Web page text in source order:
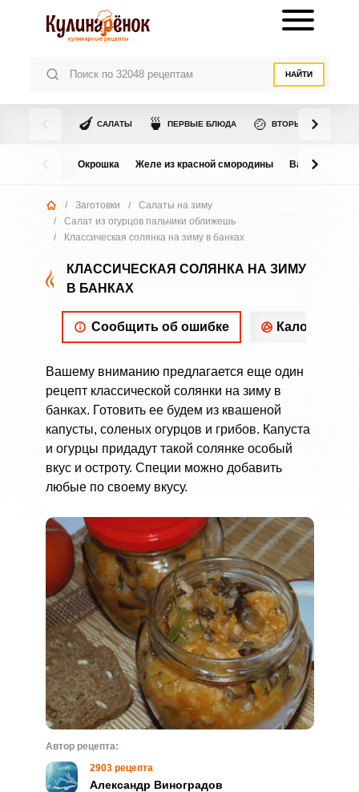
НАЙТИ
🍆 САЛАТЫ 🍵 ПЕРВЫЕ БЛЮДА 🍲 ВТОРЫЕ БЛЮДА
Окрошка Желе из красной смородины Варенье из
/ Заготовки /
Салаты на зиму
/
Салат из огурцов пальчики оближешь
/
Классическая солянка на зиму в банках
КЛАССИЧЕСКАЯ СОЛЯНКА НА ЗИМУ
В БАНКАХ
Сообщить об ошибке
Вашему вниманию предлагается еще один
рецепт классической солянки на зиму в
банках. Готовить ее будем из квашеной
капусты, соленых огурцов и грибов. Капуста
и огурцы придадут такой солянке особый
вкус и остроту. Специи можно добавить
любые по своему вкусу.
Автор рецепта:
2903 рецепта
Александр Виноградов